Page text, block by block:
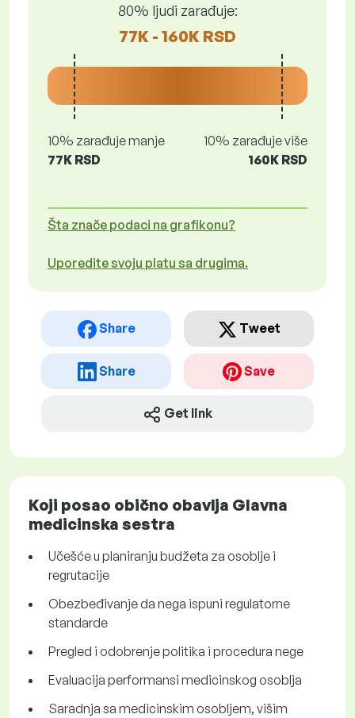
80% ljudi zarađuje:
77K - 160K RSD
10% zarađuje manje
77K RSD
10% zarađuje više
160K RSD
Šta znače podaci na grafikonu?
Uporedite svoju platu sa drugima.
Share Tweet
Share Save
Get link
Koji posao obično obavlja Glavna
medicinska sestra
Učešće u planiranju budžeta za osoblje i
regrutacije
Obezbeđivanje da nega ispuni regulatorne
standarde
Pregled i odobrenje politika i procedura nege
Evaluacija performansi medicinskog osoblja
Saradnja sa medicinskim osobljem, višim